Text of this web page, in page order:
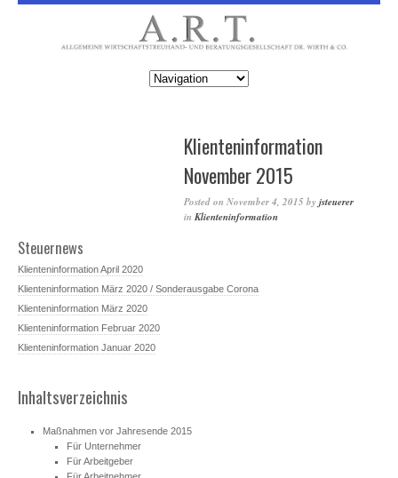
Klienteninformation
November 2015
Posted on November 4, 2015 by jsteuerer
in Klienteninformation
Steuernews
Klienteninformation April 2020
Klienteninformation März 2020 / Sonderausgabe Corona
Klienteninformation März 2020
Klienteninformation Februar 2020
Klienteninformation Januar 2020
Inhaltsverzeichnis
Maßnahmen vor Jahresende 2015
Für Unternehmer
Für Arbeitgeber